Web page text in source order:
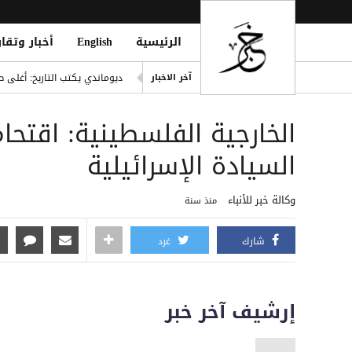
الرئيسية English أخبار
آخر الاخبار
ديوماندي يكتب التاريخ: أغلى
انفراد| مصادر تكشف مشاركة
هيثم حسن يوقع لسيلتيك
التحالف: هجوم حوثي يستهدف أعياناً
الخارجية الفلسطينية:
السيادة الإسرائيلية
وكالة خبر للأنباء منذ سنة
شارك غرد
إرشيف آخر خبر